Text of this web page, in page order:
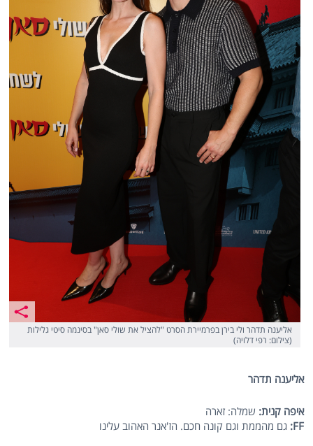
אליענה תדהר ולי בירן בפרמיירת הסרט "להציל את שולי סאן" בסינמה סיטי גלילות
(צילום: רפי דלויה)
אליענה תדהר
איפה קנית: שמלה: זארה
FF
: גם מהממת וגם קונה חכם. הז'אנר האהוב עלינו